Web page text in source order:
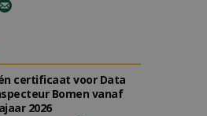
certificaat voor Data
Bomen vanaf
2026